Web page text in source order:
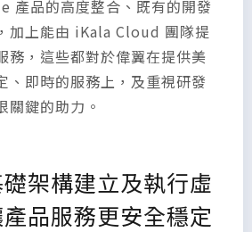
產品的高度整合、既有的開發
加上能由 iKala Cloud 團隊提
務，這些都對於偉翼在提供美
、即時的服務上，及重視研發
關鍵的助力。
架構建立及執行虛
品服務更安全穩定